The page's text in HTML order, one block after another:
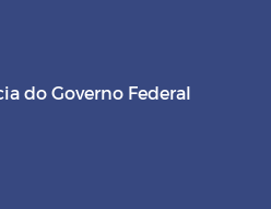
do Governo Federal